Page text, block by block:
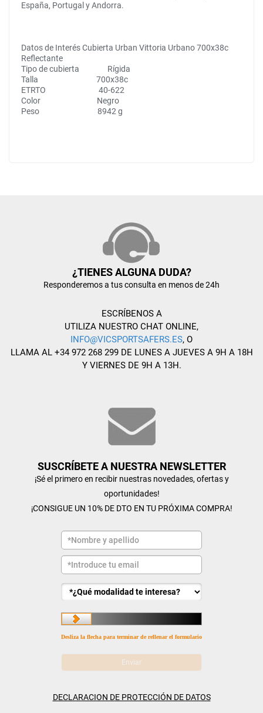
España, Portugal y Andorra.
Datos de Interés Cubierta Urban Vittoria Urbano 700x38c
Reflectante
Tipo de cubierta Rígida
Talla 700x38c
ETRTO 40-622
Color Negro
Peso 8942 g
¿TIENES ALGUNA DUDA?
Responderemos a tus consulta en menos de 24h
ESCRÍBENOS A
UTILIZA NUESTRO CHAT ONLINE,
INFO@VICSPORTSAFERS.ES, O
LLAMA AL +34 972 268 299 DE LUNES A JUEVES A 9H A 18H
Y VIERNES DE 9H A 13H.
SUSCRÍBETE A NUESTRA NEWSLETTER
¡Sé el primero en recibir nuestras novedades, ofertas y
oportunidades!
¡CONSIGUE UN 10% DE DTO EN TU PRÓXIMA COMPRA!
Desliza la flecha para terminar de rellenar el formulario
DECLARACION DE PROTECCIÓN DE DATOS